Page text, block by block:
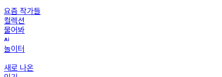
요즘 작가들
컬렉션
물어봐
놀이터
새로 나온